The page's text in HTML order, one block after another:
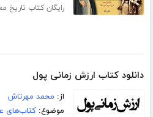
رایگان کتاب تاریخ
دانلود کتاب ارزش زمانی پول
از: محمد مهرتاش
موضوع:کتاب‌های